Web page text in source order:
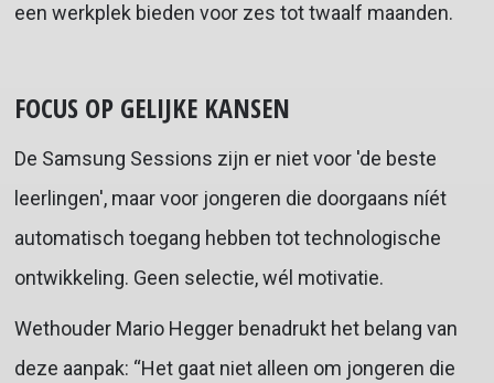
een werkplek bieden voor zes tot twaalf maanden.
FOCUS OP GELIJKE KANSEN
De Samsung Sessions zijn er niet voor 'de beste
leerlingen', maar voor jongeren die doorgaans níét
automatisch toegang hebben tot technologische
ontwikkeling. Geen selectie, wél motivatie.
Wethouder Mario Hegger benadrukt het belang van
deze aanpak: “Het gaat niet alleen om jongeren die